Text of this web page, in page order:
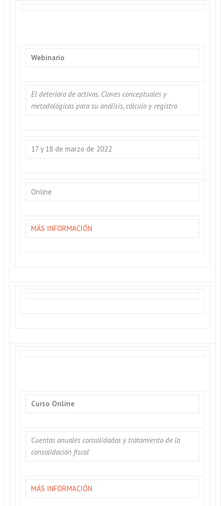
Webinario
El deterioro de activos. Claves conceptuales y
metodológicas para su análisis, cálculo y registro
17 y 18 de marzo de 2022
Online
MÁS INFORMACIÓN
Curso Online
Cuentas anuales consolidadas y tratamiento de la
consolidación fiscal
MÁS INFORMACIÓN